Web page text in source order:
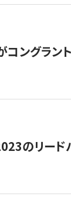
コングラ
のリード